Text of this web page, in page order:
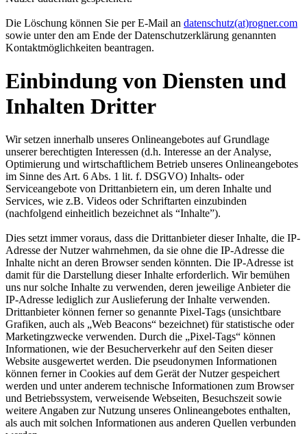
Die Löschung können Sie per E-Mail an datenschutz(at)rogner.com
sowie unter den am Ende der Datenschutzerklärung genannten
Kontaktmöglichkeiten beantragen.
Einbindung von Diensten und
Inhalten Dritter
Wir setzen innerhalb unseres Onlineangebotes auf Grundlage
unserer berechtigten Interessen (d.h. Interesse an der Analyse,
Optimierung und wirtschaftlichem Betrieb unseres Onlineangebotes
im Sinne des Art. 6 Abs. 1 lit. f. DSGVO) Inhalts- oder
Serviceangebote von Drittanbietern ein, um deren Inhalte und
Services, wie z.B. Videos oder Schriftarten einzubinden
(nachfolgend einheitlich bezeichnet als “Inhalte”).
Dies setzt immer voraus, dass die Drittanbieter dieser Inhalte, die IP-
Adresse der Nutzer wahrnehmen, da sie ohne die IP-Adresse die
Inhalte nicht an deren Browser senden könnten. Die IP-Adresse ist
damit für die Darstellung dieser Inhalte erforderlich. Wir bemühen
uns nur solche Inhalte zu verwenden, deren jeweilige Anbieter die
IP-Adresse lediglich zur Auslieferung der Inhalte verwenden.
Drittanbieter können ferner so genannte Pixel-Tags (unsichtbare
Grafiken, auch als „Web Beacons“ bezeichnet) für statistische oder
Marketingzwecke verwenden. Durch die „Pixel-Tags“ können
Informationen, wie der Besucherverkehr auf den Seiten dieser
Website ausgewertet werden. Die pseudonymen Informationen
können ferner in Cookies auf dem Gerät der Nutzer gespeichert
werden und unter anderem technische Informationen zum Browser
und Betriebssystem, verweisende Webseiten, Besuchszeit sowie
weitere Angaben zur Nutzung unseres Onlineangebotes enthalten,
als auch mit solchen Informationen aus anderen Quellen verbunden